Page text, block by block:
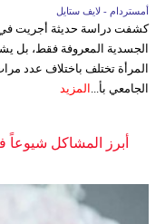
أمستردام - لايف ستايل
كشفت دراسة حديثة أجريت في
الجسدية المعروفة فقط، بل
المرأة تختلف باختلاف عدد
الجامعي بأ... المزيد
أبرز المشاكل شيوعاً